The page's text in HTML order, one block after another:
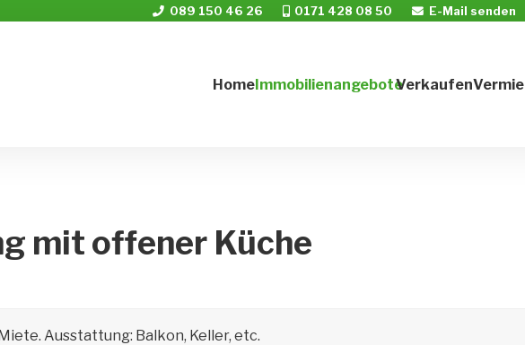
089 150 46 26 0171 428 08 50 E-Mail senden
HomeImmobilienangeboteVerkaufen
mit offener Küche
Ausstattung: Balkon, Keller, etc.